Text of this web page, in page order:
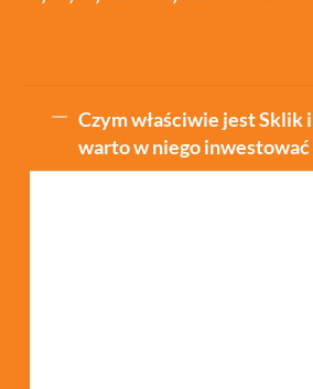
Czym właściwie jest Sklik
warto w niego inwestować